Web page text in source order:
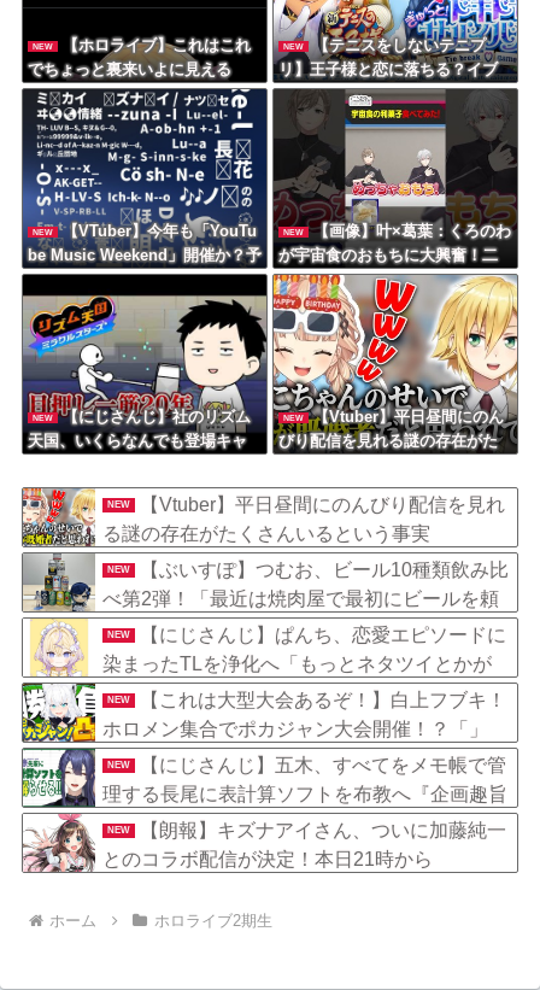
NEW
【ホロライブ】これはこれ
でちょっと裏来いよに見える
NEW
【テニスをしないテニプ
リ】王子様と恋に落ちる？イブ
ラヒム！
NEW
【VTuber】今年も「YouTu
be Music Weekend」開催か？予
告に多数のVTuberが登場『穴埋
めクイズや』
NEW
【画像】叶×葛葉：くろのわ
が宇宙食のおもちに大興奮！二
人の意気投合っぷりが最高
NEW
【にじさんじ】社のリズム
天国、いくらなんでも登場キャ
NEW
【Vtuber】平日昼間にのん
びり配信を見れる謎の存在がた
NEW
【Vtuber】平日昼間にのんびり配信を見れ
る謎の存在がたくさんいるという事実
NEW
【ぶいすぽ】つむお、ビール10種類飲み比
べ第2弾！「最近は焼肉屋で最初にビールを頼
むくらい好き」
NEW
【にじさんじ】ぱんち、恋愛エピソードに
染まったTLを浄化へ「もっとネタツイとかが
見たくて…」
NEW
【これは大型大会あるぞ！】白上フブキ！
ホロメン集合でポカジャン大会開催！？「」
NEW
【にじさんじ】五木、すべてをメモ帳で管
理する長尾に表計算ソフトを布教へ『企画趣旨
でもう草生える』【8/6(木)20:00】
NEW
【朗報】キズナアイさん、ついに加藤純一
とのコラボ配信が決定！本日21時から
ホーム ホロライブ2期生